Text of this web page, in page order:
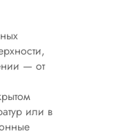
— от
или в